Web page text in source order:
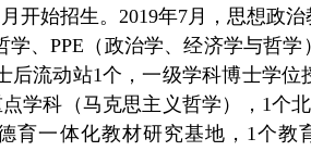
开始招生。2019年7月，思想政
学、PPE（政治学、经济学与哲
后流动站1个，一级学科博士学
学科（马克思主义哲学），1个
一体化教材研究基地，1个教